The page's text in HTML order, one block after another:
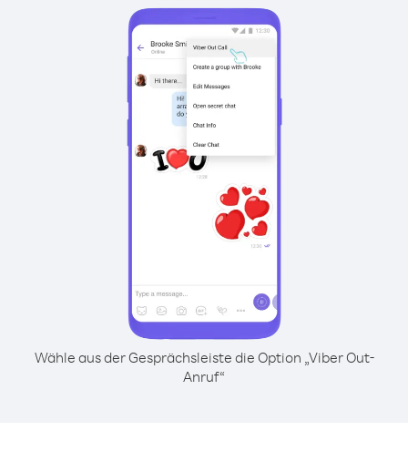
Wähle aus der Gesprächsleiste die Option „Viber Out-
Anruf“